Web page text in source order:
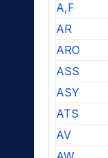
A,F
AR
ARO
ASS
ASY
ATS
AV